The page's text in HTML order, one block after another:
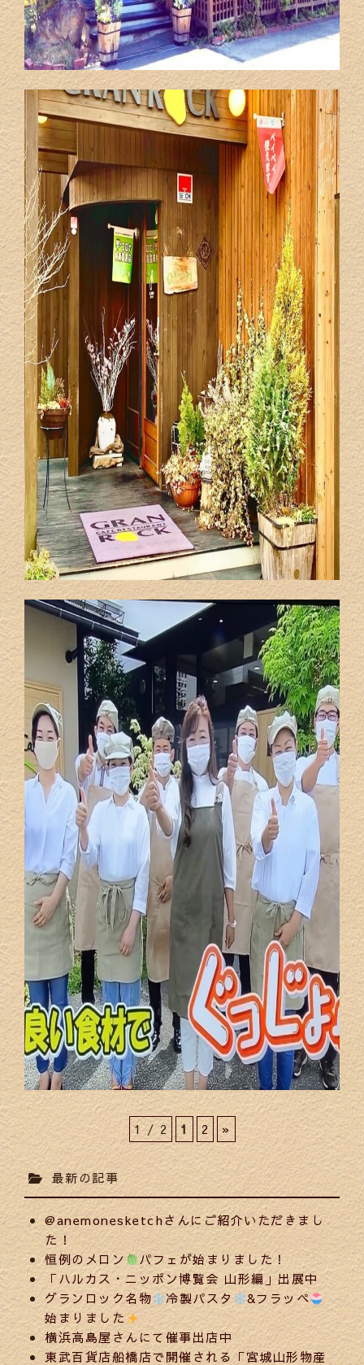
1 / 2 1 2 »
最新の記事
@anemonesketchさんにご紹介いただきまし
た！
恒例のメロン
パフェが始まりました！
「ハルカス・ニッポン博覧会 山形編」出展中
グランロック名物
冷製パスタ
&フラッペ
始まりました
横浜高島屋さんにて催事出店中
東武百貨店船橋店で開催される「宮城山形物産